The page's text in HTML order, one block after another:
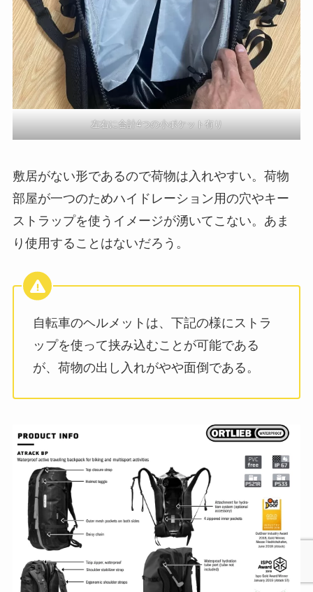
左右に合計4つの小ポケット有り
敷居がない形であるので荷物は入れやすい。荷物
部屋が一つのためハイドレーション用の穴やキー
ストラップを使うイメージが湧いてこない。あま
り使用することはないだろう。
自転車のヘルメットは、下記の様にストラ
ップを使って挟み込むことが可能である
が、荷物の出し入れがやや面倒である。